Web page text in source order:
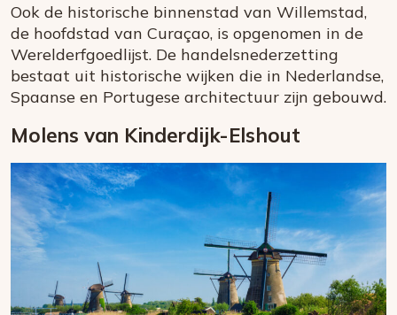
Ook de historische binnenstad van Willemstad,
de hoofdstad van Curaçao, is opgenomen in de
Werelderfgoedlijst. De handelsnederzetting
bestaat uit historische wijken die in Nederlandse,
Spaanse en Portugese architectuur zijn gebouwd.
Molens van Kinderdijk-Elshout